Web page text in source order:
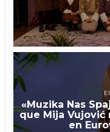
«Muzika Nas
que Mija Vujović
en